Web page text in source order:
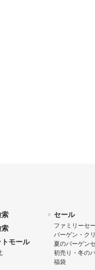
索
索
モール
セール
ファミリーセ
バーゲン・ク
夏のバーゲン
初売り・冬の
福袋